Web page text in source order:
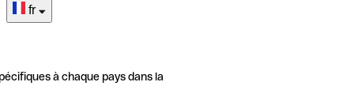
fr
à chaque pays dans la